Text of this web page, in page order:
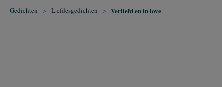
Gedichten > Liefdesgedichten > Verliefd en in love